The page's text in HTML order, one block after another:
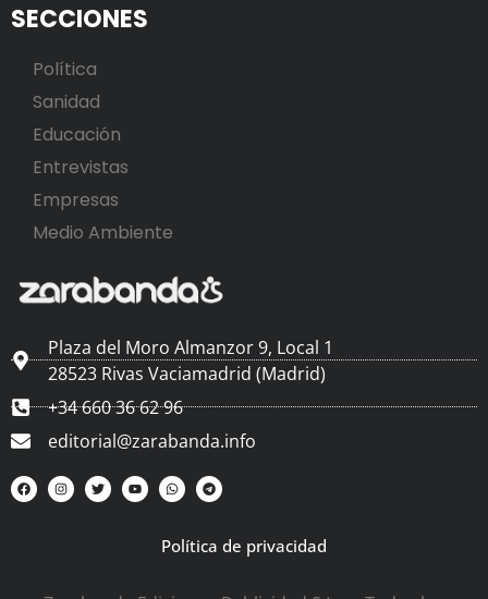
SECCIONES
Política
Sanidad
Educación
Entrevistas
Empresas
Medio Ambiente
Plaza del Moro Almanzor 9, Local 1
28523 Rivas Vaciamadrid (Madrid)
+34 660 36 62 96
editorial@zarabanda.info
Política de privacidad